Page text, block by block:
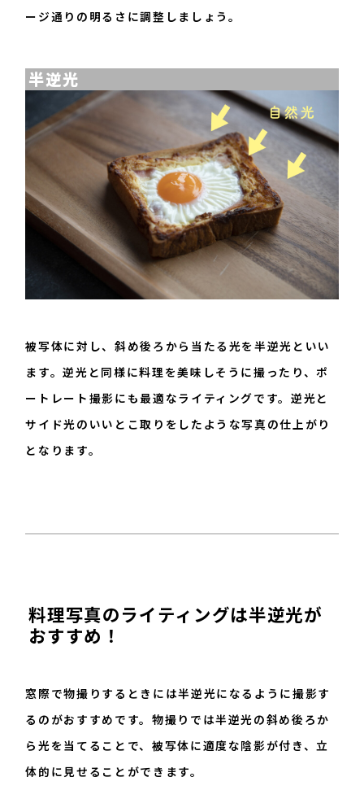
ージ通りの明るさに調整しましょう。
半逆光
被写体に対し、斜め後ろから当たる光を半逆光といい
ます。逆光と同様に料理を美味しそうに撮ったり、ポ
ートレート撮影にも最適なライティングです。逆光と
サイド光のいいとこ取りをしたような写真の仕上がり
となります。
料理写真のライティングは半逆光が
おすすめ！
窓際で物撮りするときには半逆光になるように撮影す
るのがおすすめです。物撮りでは半逆光の斜め後ろか
ら光を当てることで、被写体に適度な陰影が付き、立
体的に見せることができます。